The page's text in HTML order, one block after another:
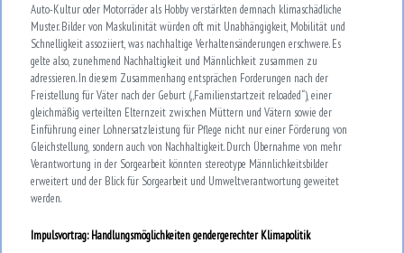
Auto-Kultur oder Motorräder als Hobby verstärkten demnach klimaschädliche
Muster. Bilder von Maskulinität würden oft mit Unabhängigkeit, Mobilität und
Schnelligkeit assoziiert, was nachhaltige Verhaltensänderungen erschwere. Es
gelte also, zunehmend Nachhaltigkeit und Männlichkeit zusammen zu
adressieren. In diesem Zusammenhang entsprächen Forderungen nach der
Freistellung für Väter nach der Geburt („Familienstartzeit reloaded“), einer
gleichmäßig verteilten Elternzeit zwischen Müttern und Vätern sowie der
Einführung einer Lohnersatzleistung für Pflege nicht nur einer Förderung von
Gleichstellung, sondern auch von Nachhaltigkeit. Durch Übernahme von mehr
Verantwortung in der Sorgearbeit könnten stereotype Männlichkeitsbilder
erweitert und der Blick für Sorgearbeit und Umweltverantwortung geweitet
werden.
Impulsvortrag: Handlungsmöglichkeiten gendergerechter Klimapolitik